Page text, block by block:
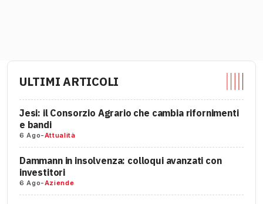
ULTIMI ARTICOLI
Jesi: il Consorzio Agrario che cambia rifornimenti
e bandi
6 Ago-Attualità
Dammann in insolvenza: colloqui avanzati con
investitori
6 Ago-Aziende